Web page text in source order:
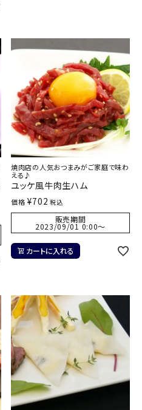
焼肉店の人気おつまみがご家庭で味わ
える♪
ユッケ風牛肉生ハム
価格 ¥702 税込
販売期間
2023/09/01 0:00〜
カートに入れる